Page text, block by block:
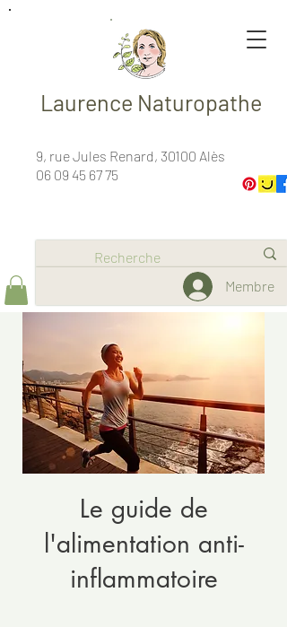
9, rue Jules Renard, 30100 Alès
06 09 45 67 75
Membre
Laurence Naturopathe
Le guide de
l'alimentation anti-
inflammatoire